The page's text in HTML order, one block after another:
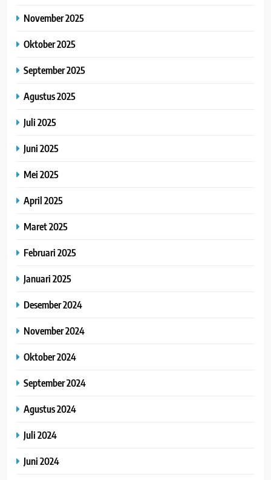
November 2025
Oktober 2025
September 2025
Agustus 2025
Juli 2025
Juni 2025
Mei 2025
April 2025
Maret 2025
Februari 2025
Januari 2025
Desember 2024
November 2024
Oktober 2024
September 2024
Agustus 2024
Juli 2024
Juni 2024